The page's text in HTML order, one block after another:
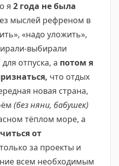
я 2 года не была
мыслей рефреном в
«надо уложить»,
выбирали
отпуска, а потом я
что отдых
новая страна,
(без няни, бабушек)
тёплом море, а
от
за проекты и
всем необходимым